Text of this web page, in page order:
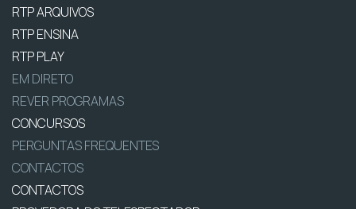
RTP ARQUIVOS
RTP ENSINA
RTP PLAY
EM DIRETO
REVER PROGRAMAS
CONCURSOS
PERGUNTAS FREQUENTES
CONTACTOS
CONTACTOS